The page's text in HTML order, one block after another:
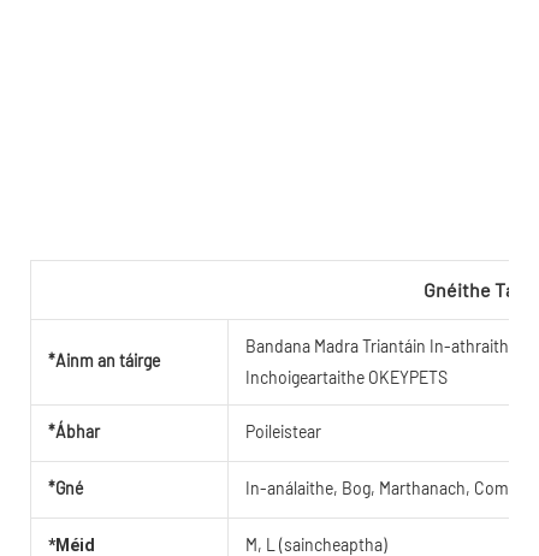
Gnéithe
*Ainm an táirge
Bandana Madra Triantáin In-athraithe
Inchoigeartaithe OKEYPETS
*Ábhar Poileistear
*Gné In-análaithe, Bog, Marthanach,
*Méid M, L (saincheaptha)